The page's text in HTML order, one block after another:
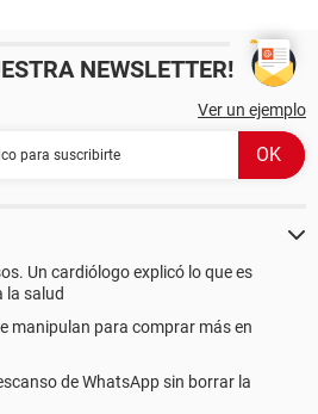
NEWSLETTER!
Ver un ejemplo
Un cardiólogo explicó lo que es
la salud
manipulan para comprar más en
de WhatsApp sin borrar la